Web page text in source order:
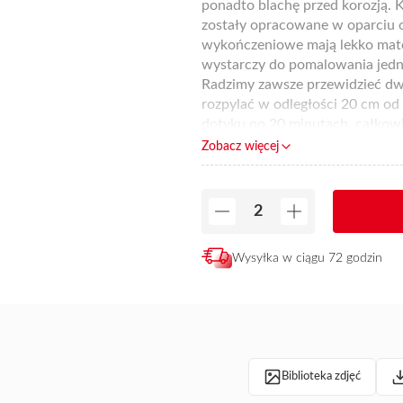
ponadto blachę przed korozją.
zostały opracowane w
wykończeniowe mają lekko
wystarczy do pomalowania
Radzimy zawsze przewidzieć
rozpylać w odległości 20 cm
dotyku po 20 minutach,
być używana po upływie 5-6
usuwania farb. Gama farb
Zobacz więcej
Wysyłka w ciągu 72 godzin
Biblioteka zdjęć